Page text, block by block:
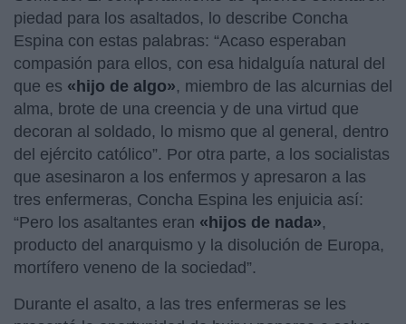
piedad para los asaltados, lo describe Concha
Espina con estas palabras: “Acaso esperaban
compasión para ellos, con esa hidalguía natural del
que es «hijo de algo», miembro de las alcurnias del
alma, brote de una creencia y de una virtud que
decoran al soldado, lo mismo que al general, dentro
del ejército católico”. Por otra parte, a los socialistas
que asesinaron a los enfermos y apresaron a las
tres enfermeras, Concha Espina les enjuicia así:
“Pero los asaltantes eran «hijos de nada»,
producto del anarquismo y la disolución de Europa,
mortífero veneno de la sociedad”.
Durante el asalto, a las tres enfermeras se les